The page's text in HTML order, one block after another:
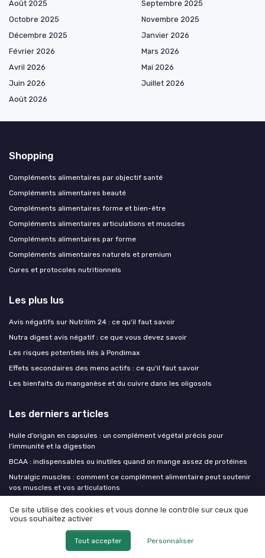
Août 2025
Septembre 2025
Octobre 2025
Novembre 2025
Décembre 2025
Janvier 2026
Février 2026
Mars 2026
Avril 2026
Mai 2026
Juin 2026
Juillet 2026
Août 2026
Shopping
Compléments alimentaires par objectif santé
Compléments alimentaires beauté
Compléments alimentaires forme et bien-être
Compléments alimentaires articulations et muscles
Compléments alimentaires par forme
Compléments alimentaires naturels et premium
Cures et protocoles nutritionnels
Les plus lus
Avis négatifs sur Nutrilim 24 : ce qu'il faut savoir
Nutra digest avis négatif : ce que vous devez savoir
Les risques potentiels liés à Pondimax
Effets secondaires des meno actifs : ce qu'il faut savoir
Les bienfaits du manganèse et du cuivre dans les oligosols
Les derniers articles
Huile d’origan en capsules : un complément végétal précis pour
l’immunité et la digestion
BCAA : indispensables ou inutiles quand on mange assez de protéines
Nutralgic muscles : comment ce complément alimentaire peut soutenir
vos muscles et vos articulations
de guar
Nutralgic muscles : comprendre le rôle des compléments pour la
fonction musculaire
Ce site utilise des cookies et vous donne le contrôle sur ceux que
vous souhaitez activer
Tout accepter Personnaliser